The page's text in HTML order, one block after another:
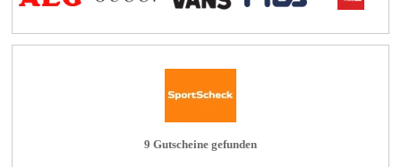
9 Gutscheine gefunden